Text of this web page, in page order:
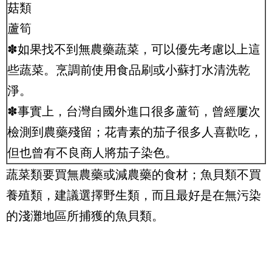
菇類
蘆筍
✽如果找不到無農藥蔬菜，可以優先考慮以上這
些蔬菜。烹調前使用食品刷或小蘇打水清洗乾
淨。
✽事實上，台灣自國外進口很多蘆筍，曾經屢次
檢測到農藥殘留；花青素的茄子很多人喜歡吃，
但也曾有不良商人將茄子染色。
蔬菜類要買無農藥或減農藥的食材；魚貝類不買
養殖類，建議選擇野生類，而且最好是在無污染
的淺灘地區所捕獲的魚貝類。